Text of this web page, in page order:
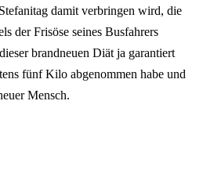
damit verbringen wird, die
der Frisöse seines Busfahrers
brandneuen Diät ja garantiert
fünf Kilo abgenommen habe und
Mensch.